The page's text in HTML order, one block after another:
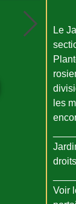
Le
les
Voir